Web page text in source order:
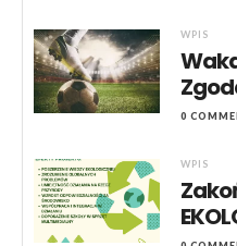
WPIS
0
WPIS